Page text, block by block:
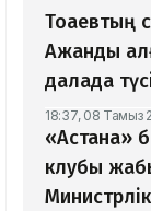
Тоқаевтың
Ақжанды
далада
18:37, 08 Тамыз
«Астана»
клубы